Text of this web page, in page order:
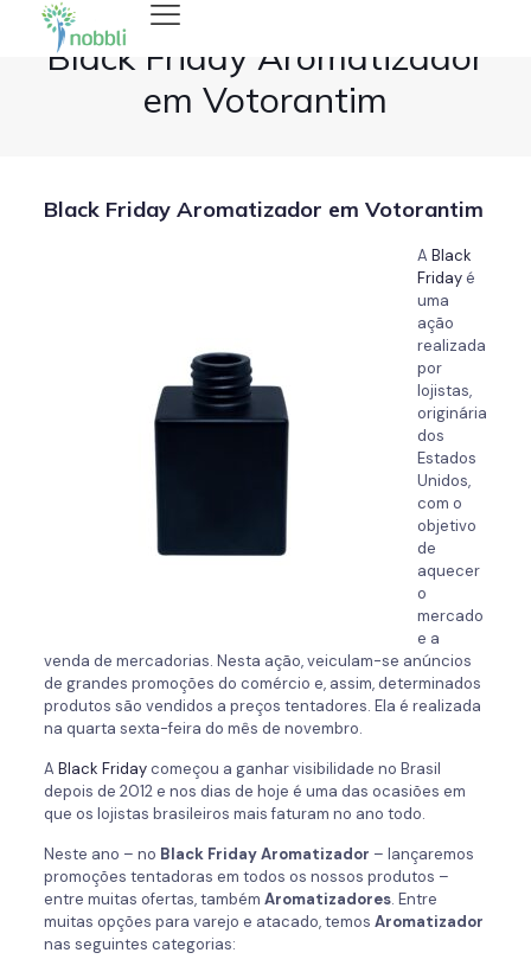
Black Friday Aromatizador
em Votorantim
Black Friday Aromatizador em Votorantim
A Black
Fridayé
uma
ação
realizada
por
lojistas,
originária
dos
Estados
Unidos,
com o
objetivo
de
aquecer
o
mercado
e a
venda de mercadorias. Nesta ação, veiculam-se anúncios
de grandes promoções do comércio e, assim, determinados
produtos são vendidos a preços tentadores. Ela é realizada
na quarta sexta-feira do mês de novembro.
A Black Fridaycomeçou a ganhar visibilidade no Brasil
depois de 2012 e nos dias de hoje é uma das ocasiões em
que os lojistas brasileiros mais faturam no ano todo.
Neste ano – no Black Friday Aromatizador – lançaremos
promoções tentadoras em todos os nossos produtos –
entre muitas ofertas, também Aromatizadores. Entre
muitas opções para varejo e atacado, temos Aromatizador
nas seguintes categorias: